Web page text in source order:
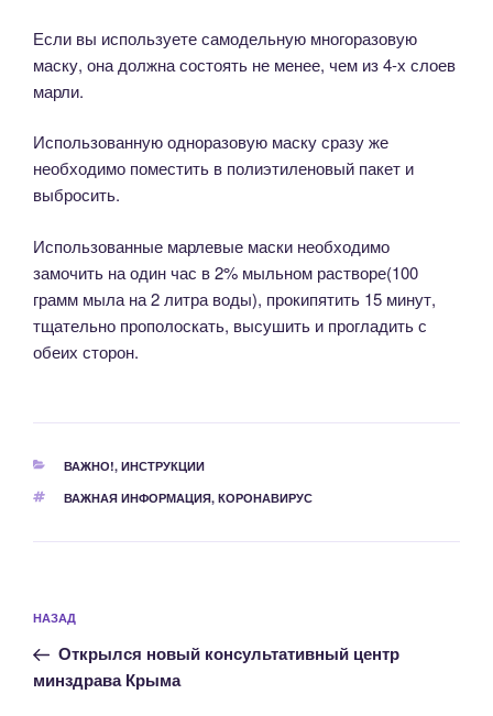
Если вы используете самодельную многоразовую
маску, она должна состоять не менее, чем из 4-х слоев
марли.
Использованную одноразовую маску сразу же
необходимо поместить в полиэтиленовый пакет и
выбросить.
Использованные марлевые маски необходимо
замочить на один час в 2% мыльном растворе(100
грамм мыла на 2 литра воды), прокипятить 15 минут,
тщательно прополоскать, высушить и прогладить с
обеих сторон.
РУБРИКИ
ВАЖНО!, ИНСТРУКЦИИ
МЕТКИ
ВАЖНАЯ ИНФОРМАЦИЯ, КОРОНАВИРУС
по
записям
Предыдущая
запись:
НАЗАД
Открылся новый консультативный центр
минздрава Крыма